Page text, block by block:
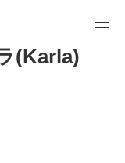
(Karla)